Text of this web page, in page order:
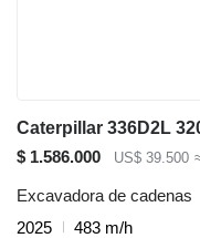
Caterpillar 336D2L
$ 1.586.000
US$ 39.500
Excavadora de cadenas
2025
483 m/h